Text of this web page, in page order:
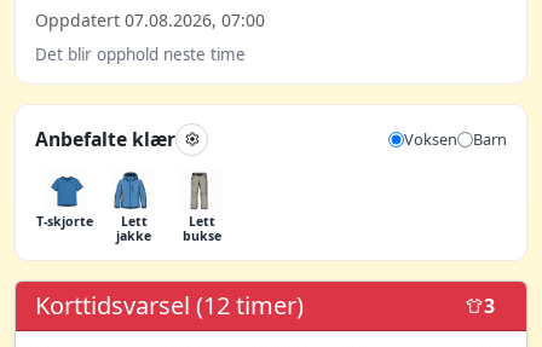
Oppdatert 07.08.2026, 07:00
Det blir opphold neste time
Anbefalte klær Voksen Barn
T-skjorte
Lett
jakke
Lett
bukse
Korttidsvarsel (12 timer) 3